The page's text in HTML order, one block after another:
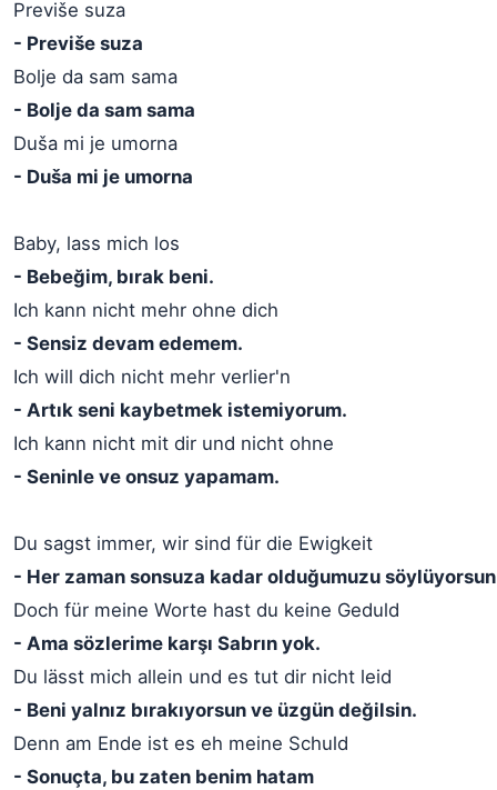
Previše suza
- Previše suza
Bolje da sam sama
- Bolje da sam sama
Duša mi je umorna
- Duša mi je umorna
Baby, lass mich los
- Bebeğim, bırak beni.
Ich kann nicht mehr ohne dich
- Sensiz devam edemem.
Ich will dich nicht mehr verlier'n
- Artık seni kaybetmek istemiyorum.
Ich kann nicht mit dir und nicht ohne
- Seninle ve onsuz yapamam.
Du sagst immer, wir sind für die Ewigkeit
- Her zaman sonsuza kadar olduğumuzu
Doch für meine Worte hast du keine Geduld
- Ama sözlerime karşı Sabrın yok.
Du lässt mich allein und es tut dir nicht leid
- Beni yalnız bırakıyorsun ve üzgün değilsin.
Denn am Ende ist es eh meine Schuld
- Sonuçta, bu zaten benim hatam